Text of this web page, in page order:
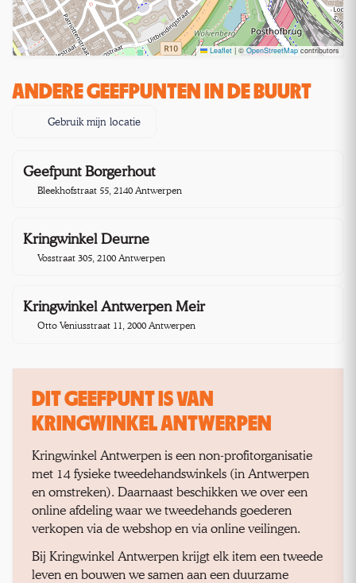
Leaflet | ©OpenStreetMapcontributors
ANDERE GEEFPUNTEN IN DE BUURT
Gebruik mijn locatie
Geefpunt Borgerhout
Bleekhofstraat 55, 2140 Antwerpen
Kringwinkel Deurne
Vosstraat 305, 2100 Antwerpen
Kringwinkel Antwerpen Meir
Otto Veniusstraat 11, 2000 Antwerpen
DIT GEEFPUNT IS VAN
KRINGWINKEL ANTWERPEN
Kringwinkel Antwerpen is een non-profitorganisatie
met 14 fysieke tweedehandswinkels (in Antwerpen
en omstreken). Daarnaast beschikken we over een
online afdeling waar we tweedehands goederen
verkopen via de webshop en via online veilingen.
Bij Kringwinkel Antwerpen krijgt elk item een tweede
leven en bouwen we samen aan een duurzame